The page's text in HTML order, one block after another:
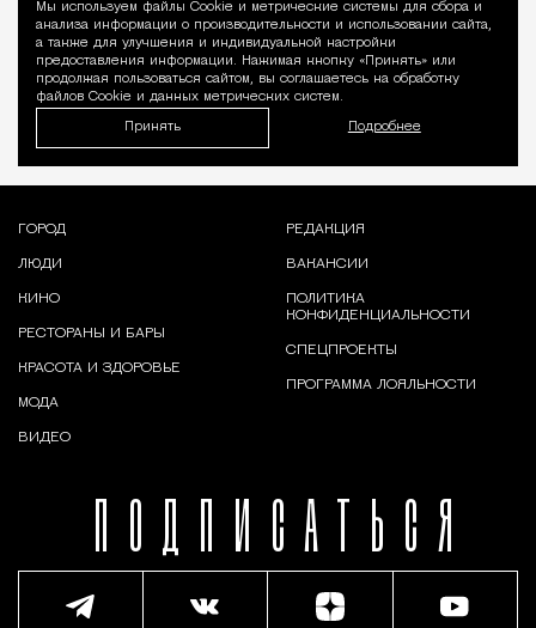
Уведомление
Мы используем файлы Сookie и метрические системы для сбора и
анализа информации о производительности и использовании сайта,
а также для улучшения и индивидуальной настройки
предоставления информации. Нажимая кнопку «Принять» или
продолжая пользоваться сайтом, вы соглашаетесь на обработку
файлов Cookie и данных метрических систем.
Принять Подробнее
ПОДПИСАТЬСЯ
ГОРОД
ЛЮДИ
КИНО
РЕСТОРАНЫ И БАРЫ
КРАСОТА И ЗДОРОВЬЕ
МОДА
ВИДЕО
РЕДАКЦИЯ
ВАКАНСИИ
ПОЛИТИКА
КОНФИДЕНЦИАЛЬНОСТИ
СПЕЦПРОЕКТЫ
ПРОГРАММА ЛОЯЛЬНОСТИ